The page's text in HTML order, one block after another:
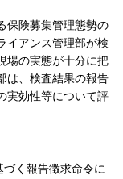
保険募集管理態勢の
イアンス管理部が検
場の実態が十分に把
は、検査結果の報告
実効性等について評
く報告徴求命令に